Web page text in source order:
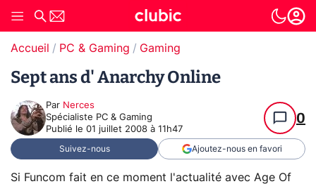
Accueil PC & Gaming Gaming
Sept ans d' Anarchy Online
Par Nerces
Spécialiste PC & Gaming
Publié le 01 juillet 2008 à 11h47
0
Suivez-nous Ajoutez-nous en favori
Si Funcom fait en ce moment l'actualité avec Age Of